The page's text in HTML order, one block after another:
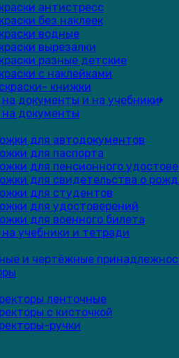
антистресс
без наклеек
водные
вырезалки
разные детские
с наклейками
книжки
документы и на учебники
документы
для автодокументов
для паспорта
для пенсионного
для свидетельства о
для студентов
для удостоверений
для военного билета
учебники и тетради
и чертёжные
ленточные
с кисточкой
ручки